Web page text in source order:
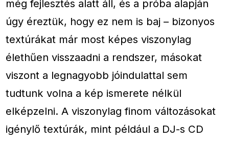
még fejlesztés alatt áll, és a próba alapján
úgy éreztük, hogy ez nem is baj – bizonyos
textúrákat már most képes viszonylag
élethűen visszaadni a rendszer, másokat
viszont a legnagyobb jóindulattal sem
tudtunk volna a kép ismerete nélkül
elképzelni. A viszonylag finom változásokat
igénylő textúrák, mint például a DJ-s CD